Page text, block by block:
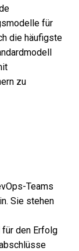
für
die häufigste
zu
Teams
Sie stehen
den Erfolg